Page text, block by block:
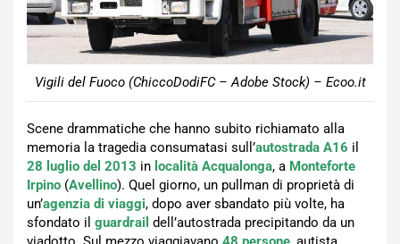
Vigili del Fuoco (ChiccoDodiFC – Adobe Stock) – Ecoo.it
Scene drammatiche che hanno subito richiamato alla
memoria la tragedia consumatasi sull’autostrada A16 il
28 luglio del 2013 in località Acqualonga, a Monteforte
Irpino (Avellino). Quel giorno, un pullman di proprietà di
un’agenzia di viaggi, dopo aver sbandato più volte, ha
sfondato il guardrail dell’autostrada precipitando da un